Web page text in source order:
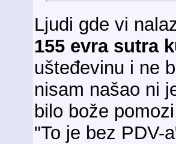
Ljudi gde vi
155 evra sutra
ušteđevinu i ne
nisam našao ni
bilo bože
"To je bez PDV-